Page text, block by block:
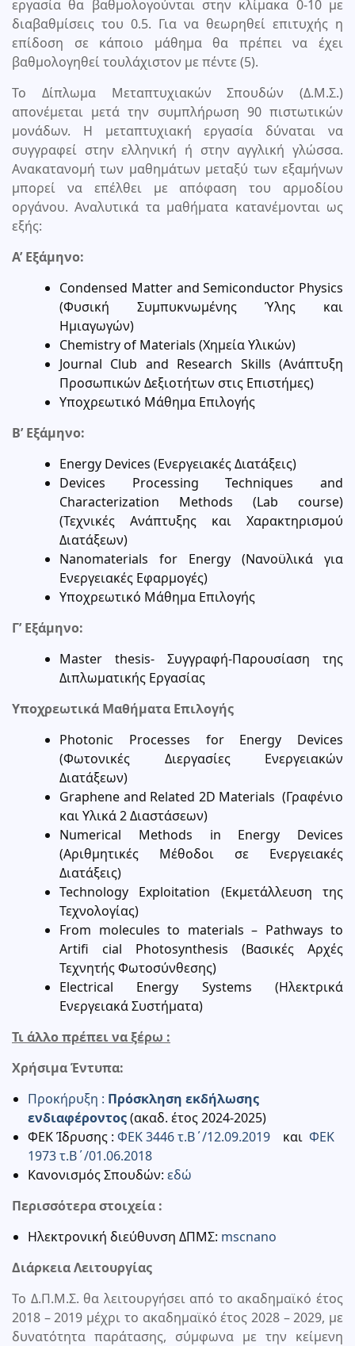
εργασία θα βαθμολογούνται στην κλίμακα 0-10 με
διαβαθμίσεις του 0.5. Για να θεωρηθεί επιτυχής η
επίδοση σε κάποιο μάθημα θα πρέπει να έχει
βαθμολογηθεί τουλάχιστον με πέντε (5).
Το Δίπλωμα Μεταπτυχιακών Σπουδών (Δ.Μ.Σ.)
απονέμεται μετά την συμπλήρωση 90 πιστωτικών
μονάδων. Η μεταπτυχιακή εργασία δύναται να
συγγραφεί στην ελληνική ή στην αγγλική γλώσσα.
Ανακατανομή των μαθημάτων μεταξύ των εξαμήνων
μπορεί να επέλθει με απόφαση του αρμοδίου
οργάνου. Αναλυτικά τα μαθήματα κατανέμονται ως
εξής:
Α’ Εξάμηνο:
Condensed Matter and Semiconductor Physics
(Φυσική Συμπυκνωμένης Ύλης και
Ημιαγωγών)
Chemistry of Materials (Χημεία Υλικών)
Journal Club and Research Skills (Ανάπτυξη
Προσωπικών Δεξιοτήτων στις Επιστήμες)
Υποχρεωτικό Μάθημα Επιλογής
Β’ Εξάμηνο:
Energy Devices (Ενεργειακές Διατάξεις)
Devices Processing Techniques and
Characterization Methods (Lab course)
(Τεχνικές Ανάπτυξης και Χαρακτηρισμού
Διατάξεων)
Nanomaterials for Energy (Νανοϋλικά για
Ενεργειακές Εφαρμογές)
Υποχρεωτικό Μάθημα Επιλογής
Γ’ Εξάμηνο:
Master thesis- Συγγραφή-Παρουσίαση της
Διπλωματικής Εργασίας
Υποχρεωτικά Μαθήματα Επιλογής
Photonic Processes for Energy Devices
(Φωτονικές Διεργασίες Ενεργειακών
Διατάξεων)
Graphene and Related 2D Materials (Γραφένιο
και Υλικά 2 Διαστάσεων)
Numerical Methods in Energy Devices
(Αριθμητικές Μέθοδοι σε Ενεργειακές
Διατάξεις)
Technology Exploitation (Εκμετάλλευση της
Τεχνολογίας)
From molecules to materials – Pathways to
Artifi cial Photosynthesis (Βασικές Αρχές
Τεχνητής Φωτοσύνθεσης)
Electrical Energy Systems (Ηλεκτρικά
Ενεργειακά Συστήματα)
Τι άλλο πρέπει να ξέρω :
Χρήσιμα Έντυπα:
Προκήρυξη : Πρόσκληση εκδήλωσης
ενδιαφέροντος(ακαδ. έτος 2024-2025)
ΦΕΚ Ίδρυσης : ΦΕΚ 3446 τ.Β΄/12.09.2019 και ΦΕΚ
1973 τ.Β΄/01.06.2018
Κανονισμός Σπουδών: εδώ
Περισσότερα στοιχεία :
Ηλεκτρονική διεύθυνση ΔΠΜΣ: mscnano
Διάρκεια Λειτουργίας
Το Δ.Π.Μ.Σ. θα λειτουργήσει από το ακαδημαϊκό έτος
2018 – 2019 μέχρι το ακαδημαϊκό έτος 2028 – 2029, με
δυνατότητα παράτασης, σύμφωνα με την κείμενη